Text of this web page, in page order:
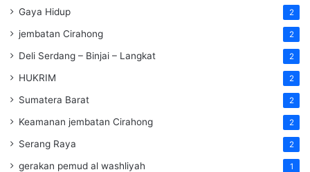
Gaya Hidup 2
jembatan Cirahong 2
Deli Serdang – Binjai – Langkat 2
HUKRIM 2
Sumatera Barat 2
Keamanan jembatan Cirahong 2
Serang Raya 2
gerakan pemud al washliyah 1